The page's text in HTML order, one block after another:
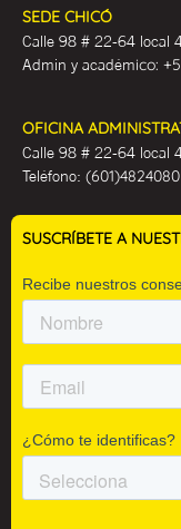
SEDE CHICÓ
Calle 98 # 22-64 local
Admin y académico:
OFICINA
Calle 98 # 22-64 local
Teléfono: (601)4824080
SUSCRÍBETE A